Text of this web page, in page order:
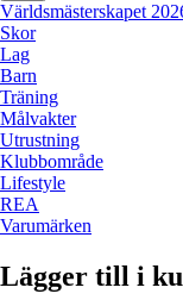
Världsmästerskapet
Skor
Lag
Barn
Träning
Målvakter
Utrustning
Klubbområde
Lifestyle
REA
Varumärken
Lägger till i